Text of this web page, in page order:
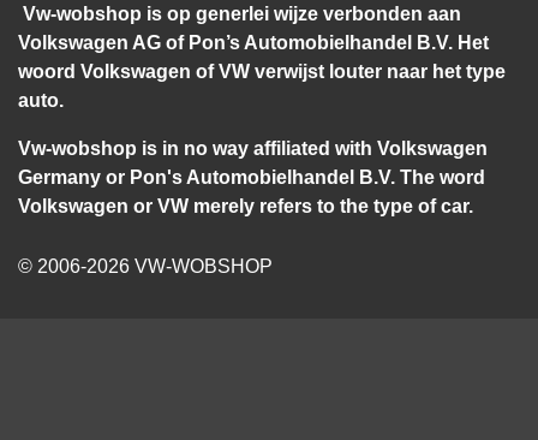
Vw-wobshop is op generlei wijze verbonden aan
Volkswagen AG of Pon’s Automobielhandel B.V. Het
woord Volkswagen of VW verwijst louter naar het type
auto.
Vw-wobshop is in no way affiliated with Volkswagen
Germany or Pon's Automobielhandel B.V. The word
Volkswagen or VW merely refers to the type of car.
© 2006-2026 VW-WOBSHOP